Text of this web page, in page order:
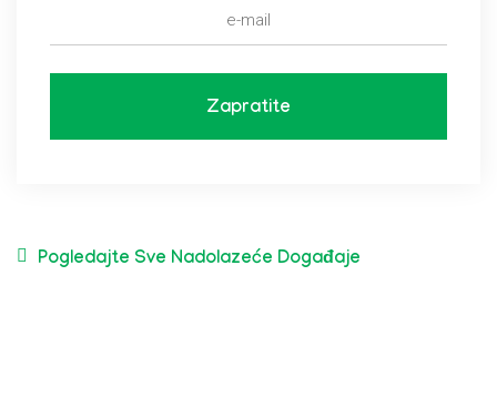
Zapratite
Pogledajte Sve Nadolazeće Događaje